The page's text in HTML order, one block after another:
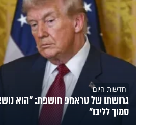
חדשות היום
גרושתו של טראמפ חושפת: "הוא
סמוך לליבו"